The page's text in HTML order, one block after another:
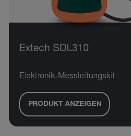
Extech SDL310
Elektronik-Messleitungskit
PRODUKT ANZEIGEN